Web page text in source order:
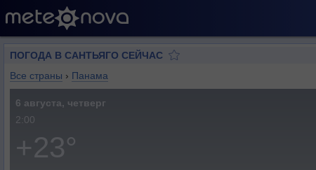
ПОГОДА В САНТЬЯГО СЕЙЧАС
Все страны › Панама
6 августа, четверг
2:00
+23°